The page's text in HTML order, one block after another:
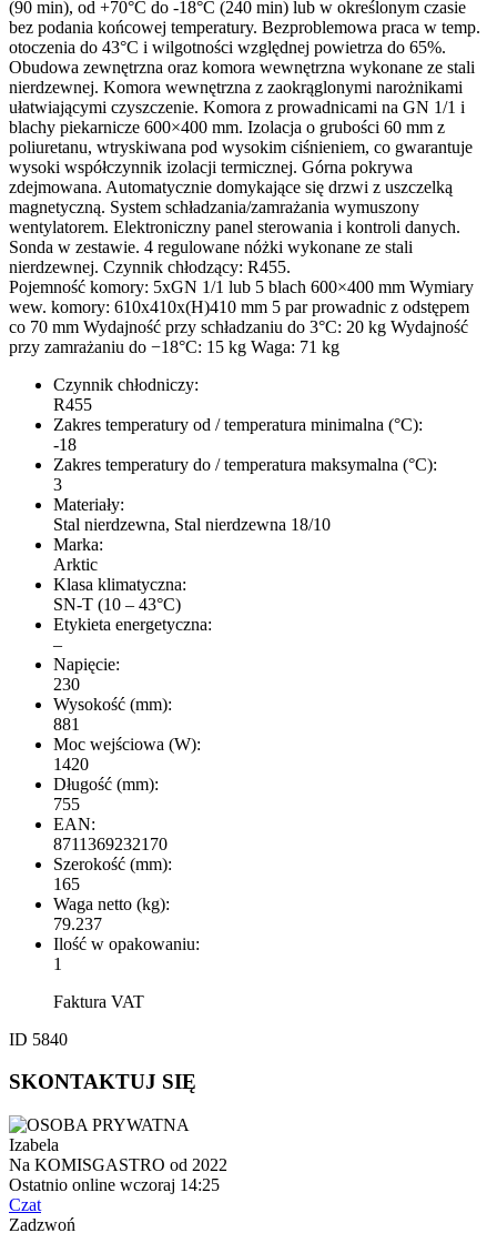
(90 min), od +70°C do -18°C (240 min) lub w określonym czasie
bez podania końcowej temperatury. Bezproblemowa praca w temp.
otoczenia do 43°C i wilgotności względnej powietrza do 65%.
Obudowa zewnętrzna oraz komora wewnętrzna wykonane ze stali
nierdzewnej. Komora wewnętrzna z zaokrąglonymi narożnikami
ułatwiającymi czyszczenie. Komora z prowadnicami na GN 1/1 i
blachy piekarnicze 600×400 mm. Izolacja o grubości 60 mm z
poliuretanu, wtryskiwana pod wysokim ciśnieniem, co gwarantuje
wysoki współczynnik izolacji termicznej. Górna pokrywa
zdejmowana. Automatycznie domykające się drzwi z uszczelką
magnetyczną. System schładzania/zamrażania wymuszony
wentylatorem. Elektroniczny panel sterowania i kontroli danych.
Sonda w zestawie. 4 regulowane nóżki wykonane ze stali
nierdzewnej. Czynnik chłodzący: R455.
Pojemność komory: 5xGN 1/1 lub 5 blach 600×400 mm Wymiary
wew. komory: 610x410x(H)410 mm 5 par prowadnic z odstępem
co 70 mm Wydajność przy schładzaniu do 3°C: 20 kg Wydajność
przy zamrażaniu do −18°C: 15 kg Waga: 71 kg
Czynnik chłodniczy:
R455
Zakres temperatury od / temperatura minimalna (°C):
-18
Zakres temperatury do / temperatura maksymalna (°C):
3
Materiały:
Stal nierdzewna, Stal nierdzewna 18/10
Marka:
Arktic
Klasa klimatyczna:
SN-T (10 – 43°C)
Etykieta energetyczna:
–
Napięcie:
230
Wysokość (mm):
881
Moc wejściowa (W):
1420
Długość (mm):
755
EAN:
8711369232170
Szerokość (mm):
165
Waga netto (kg):
79.237
Ilość w opakowaniu:
1
Faktura VAT
ID 5840
SKONTAKTUJ SIĘ
Izabela
Na KOMISGASTRO od 2022
Ostatnio online wczoraj 14:25
Czat
Zadzwoń